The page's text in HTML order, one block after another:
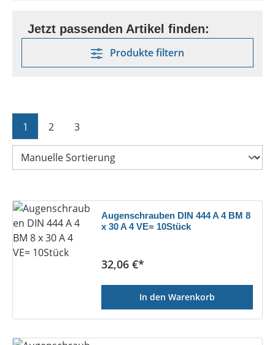
Produkte filtern
Seite
1 Seite
2 Seite
3
Augenschrauben DIN 444 A 4 BM 8
x 30 A 4 VE= 10Stück
Regulärer Preis:
32,06 €*
In den Warenkorb